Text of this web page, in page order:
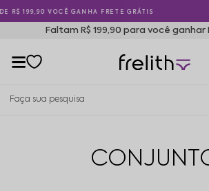
5% OFF PAGANDO
Faltam R$ 199,90 para você